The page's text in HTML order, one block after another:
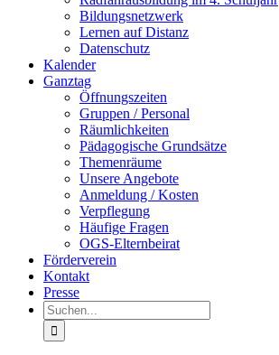
Bildungsnetzwerk
Lernen auf Distanz
Datenschutz
Kalender
Ganztag
Öffnungszeiten
Gruppen / Personal
Räumlichkeiten
Pädagogische Grundsätze
Themenräume
Unsere Angebote
Anmeldung / Kosten
Verpflegung
Häufige Fragen
OGS-Elternbeirat
Förderverein
Kontakt
Presse
Suche
nach: